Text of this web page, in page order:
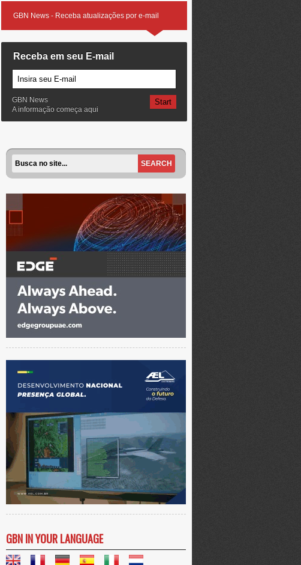
GBN News - Receba atualizações por e-mail
Receba em seu E-mail
GBN News
A informação começa aqui
GBN IN YOUR LANGUAGE